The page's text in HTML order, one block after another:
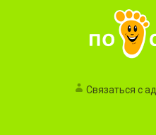
Связаться с